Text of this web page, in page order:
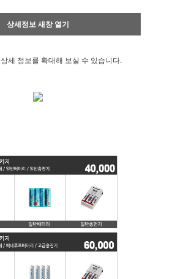
상세정보 새창 열기
상세 정보를 확대해 보실 수 있습니다.